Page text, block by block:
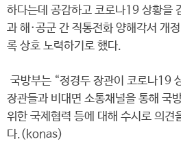
하다는데 공감하고 코로나19 상황을
과 해·공군 간 직통전화 양해각서 개
록 상호 노력하기로 했다.
국방부는 “정경두 장관이 코로나19
장관들과 비대면 소통채널을 통해 국
위한 국제협력 등에 대해 수시로 의견
다.(konas)